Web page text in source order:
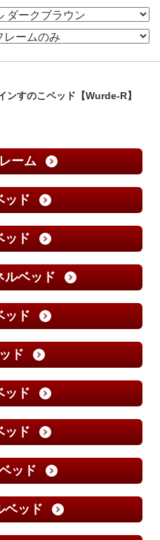
ンすのこベッド【Wurde-R】
ーム
ッド
ッド
ルベッド
ッド
ド
ッド
ッド
ッド
ベッド